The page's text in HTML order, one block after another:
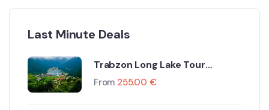
Last Minute Deals
Trabzon Long Lake Tour
Including Flight and Hotel
From 255.00 €